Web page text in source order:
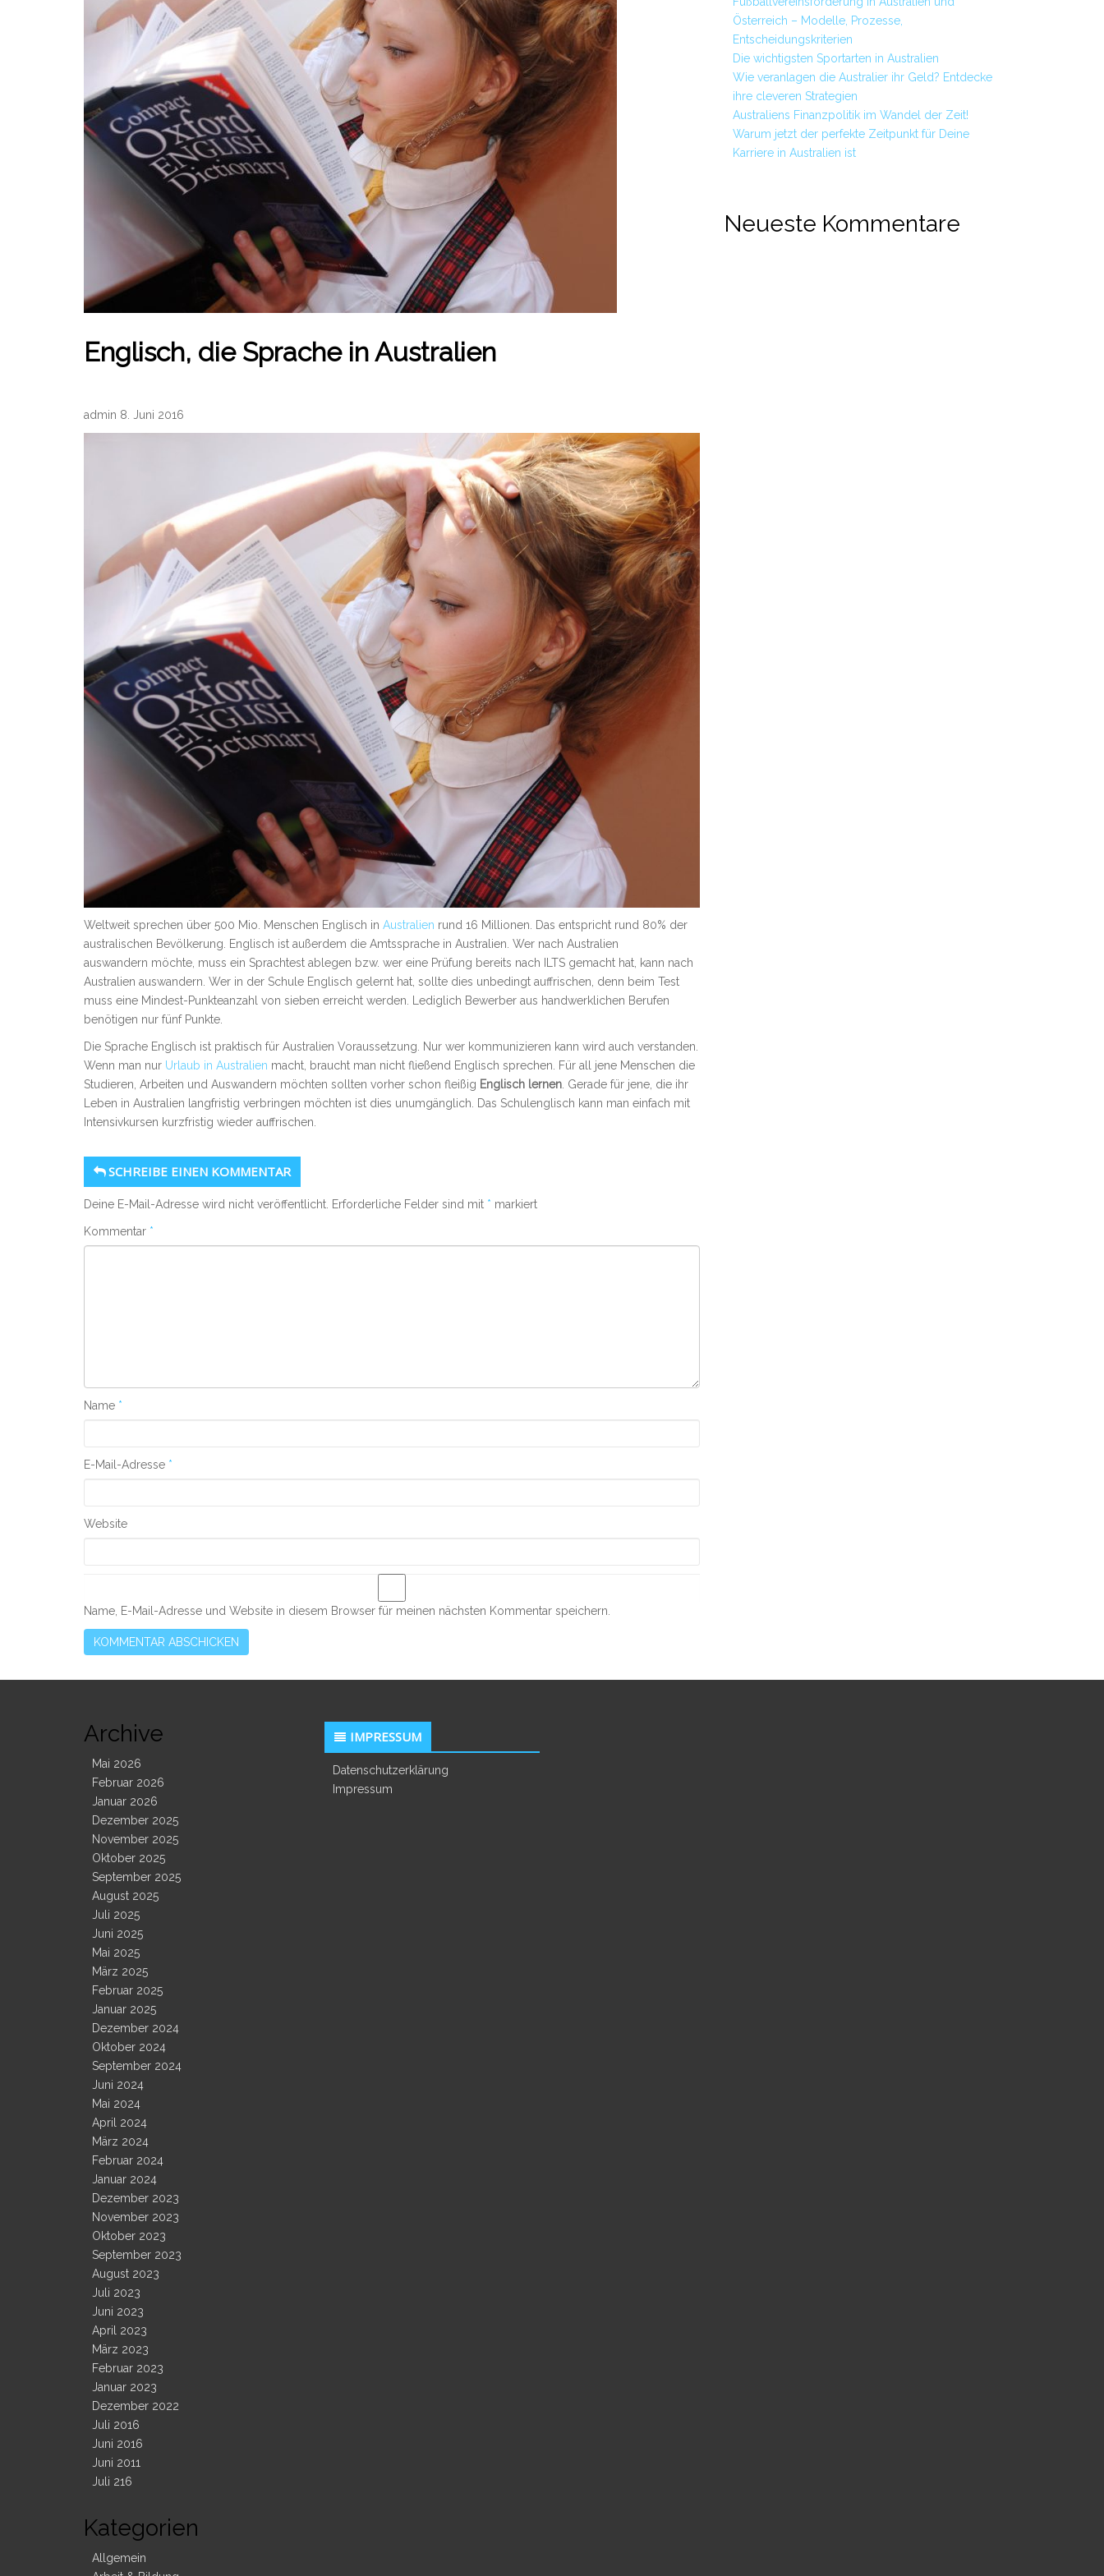
Englisch, die Sprache in Australien
admin 8. Juni 2016
Weltweit sprechen über 500 Mio. Menschen Englisch in Australien rund 16 Millionen. Das entspricht rund 80% der
australischen Bevölkerung. Englisch ist außerdem die Amtssprache in Australien. Wer nach Australien
auswandern möchte, muss ein Sprachtest ablegen bzw. wer eine Prüfung bereits nach ILTS gemacht hat, kann nach
Australien auswandern. Wer in der Schule Englisch gelernt hat, sollte dies unbedingt auffrischen, denn beim Test
muss eine Mindest-Punkteanzahl von sieben erreicht werden. Lediglich Bewerber aus handwerklichen Berufen
benötigen nur fünf Punkte.
Die Sprache Englisch ist praktisch für Australien Voraussetzung. Nur wer kommunizieren kann wird auch verstanden.
Wenn man nur Urlaub in Australien macht, braucht man nicht fließend Englisch sprechen. Für all jene Menschen die
Studieren, Arbeiten und Auswandern möchten sollten vorher schon fleißig Englisch lernen. Gerade für jene, die ihr
Leben in Australien langfristig verbringen möchten ist dies unumgänglich. Das Schulenglisch kann man einfach mit
Intensivkursen kurzfristig wieder auffrischen.
SCHREIBE EINEN KOMMENTAR
Deine E-Mail-Adresse wird nicht veröffentlicht. Erforderliche Felder sind mit * markiert
Kommentar *
Name *
E-Mail-Adresse *
Website
Name, E-Mail-Adresse und Website in diesem Browser für meinen nächsten Kommentar speichern.
Österreich – Modelle, Prozesse,
Entscheidungskriterien
Die wichtigsten Sportarten in Australien
Wie veranlagen die Australier ihr Geld? Entdecke
ihre cleveren Strategien
Australiens Finanzpolitik im Wandel der Zeit!
Warum jetzt der perfekte Zeitpunkt für Deine
Karriere in Australien ist
Neueste Kommentare
Archive
Mai 2026
Februar 2026
Januar 2026
Dezember 2025
November 2025
Oktober 2025
September 2025
August 2025
Juli 2025
Juni 2025
Mai 2025
März 2025
Februar 2025
Januar 2025
Dezember 2024
Oktober 2024
September 2024
Juni 2024
Mai 2024
April 2024
März 2024
Februar 2024
Januar 2024
Dezember 2023
November 2023
Oktober 2023
September 2023
August 2023
Juli 2023
Juni 2023
April 2023
März 2023
Februar 2023
Januar 2023
Dezember 2022
Juli 2016
Juni 2016
Juni 2011
Juli 216
Kategorien
Allgemein
IMPRESSUM
Datenschutzerklärung
Impressum